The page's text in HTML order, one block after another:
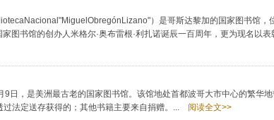
）是哥斯达黎加的国家图书馆，
图书馆的创办人米格尔·奥布雷根·利扎诺诞辰一百周年，更为现名以表
日，是美洲最古老的国家图书馆。该馆地处首都波哥大市中心的繁华
法定送存获得的；其他书籍主要来自捐赠。...
阅读全文>>